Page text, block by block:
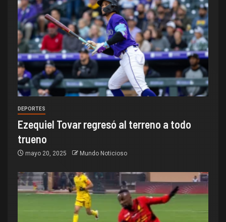
DEPORTES
Ezequiel Tovar regresó al terreno a todo
trueno
mayo 20, 2025 Mundo Noticioso